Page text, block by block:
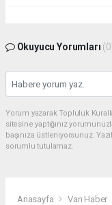
Okuyucu Yorumları
Yorum yazarak Topluluk
sitesine yaptığınız
başınıza üstleniyorsunuz.
sorumlu tutulamaz.
Anasayfa Van Haber